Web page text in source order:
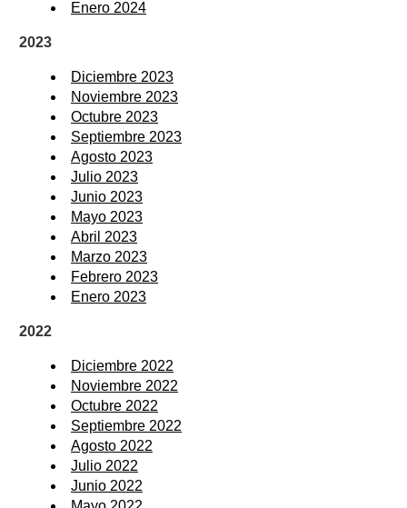
Enero 2024
2023
Diciembre 2023
Noviembre 2023
Octubre 2023
Septiembre 2023
Agosto 2023
Julio 2023
Junio 2023
Mayo 2023
Abril 2023
Marzo 2023
Febrero 2023
Enero 2023
2022
Diciembre 2022
Noviembre 2022
Octubre 2022
Septiembre 2022
Agosto 2022
Julio 2022
Junio 2022